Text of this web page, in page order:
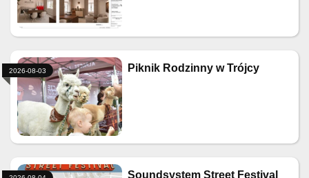
Piknik Rodzinny w Trójcy
2026-08-03
Soundsystem Street Festival